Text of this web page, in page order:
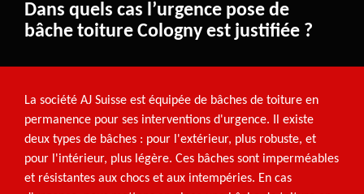
Dans quels cas l’urgence pose de
bâche toiture Cologny est justifiée ?
La société AJ Suisse est équipée de bâches de toiture en
permanence pour ses interventions d'urgence. Il existe
deux types de bâches : pour l'extérieur, plus robuste, et
pour l'intérieur, plus légère. Ces bâches sont imperméables
et résistantes aux chocs et aux intempéries. En cas